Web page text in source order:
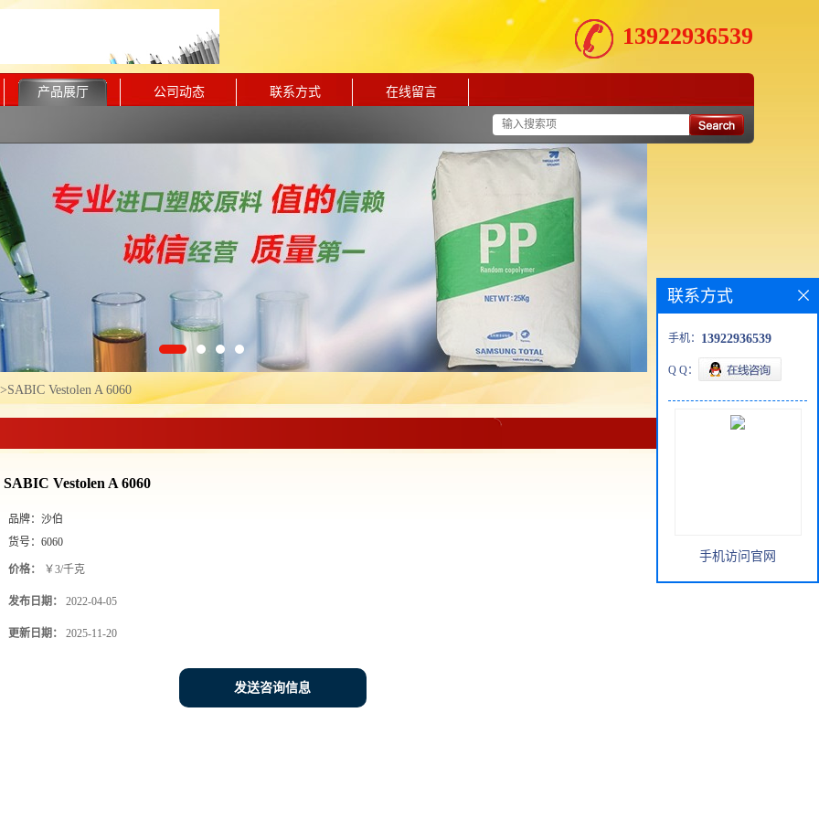
13922936539
产品展厅 公司动态 联系方式 在线留言
SABIC Vestolen A 6060
SABIC Vestolen A 6060
品牌： 沙伯
货号： 6060
价格： ￥3/千克
发布日期： 2022-04-05
更新日期： 2025-11-20
发送咨询信息
联系方式
手机： 13922936539
Q Q：
手机访问官网